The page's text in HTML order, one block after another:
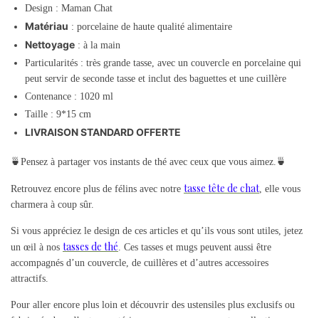
Design : Maman Chat
Matériau : porcelaine de haute qualité alimentaire
Nettoyage : à la main
Particularités : très grande tasse, avec un couvercle en porcelaine qui
peut servir de seconde tasse et inclut des baguettes et une cuillère
Contenance : 1020 ml
Taille : 9*15 cm
LIVRAISON STANDARD OFFERTE
🍵Pensez à partager vos instants de thé avec ceux que vous aimez.🍵
Retrouvez encore plus de félins avec notre tasse tête de chat, elle vous
charmera à coup sûr.
Si vous appréciez le design de ces articles et qu’ils vous sont utiles, jetez
un œil à nos tasses de thé. Ces tasses et mugs peuvent aussi être
accompagnés d’un couvercle, de cuillères et d’autres accessoires
attractifs.
Pour aller encore plus loin et découvrir des ustensiles plus exclusifs ou